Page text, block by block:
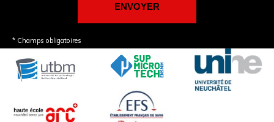
* Champs obligatoires